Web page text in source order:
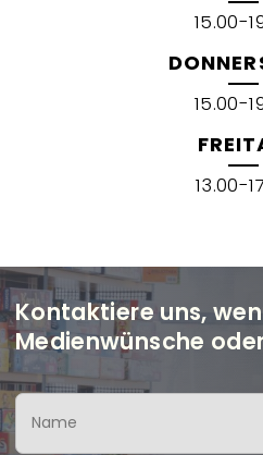
15.00-
15.00-
13.00-
Kontaktiere uns,
Medienwünsche
Name